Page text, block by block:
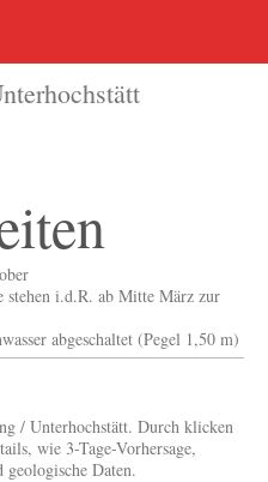
stehen i.d.R. ab Mitte März zur
abgeschaltet (Pegel 1,50 m)
/ Unterhochstätt. Durch klicken
wie 3-Tage-Vorhersage,
Daten.